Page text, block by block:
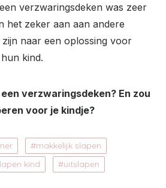
verzwaringsdeken was zeer
het zeker aan aan andere
naar een oplossing voor
kind.
verzwaringsdeken? En zou
voor je kindje?
makkelijk slapen
kind uitslapen